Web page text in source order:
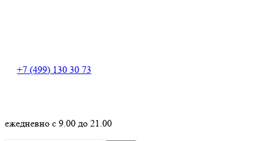
+7 (499) 130 30 73
ежедневно с 9.00 до 21.00